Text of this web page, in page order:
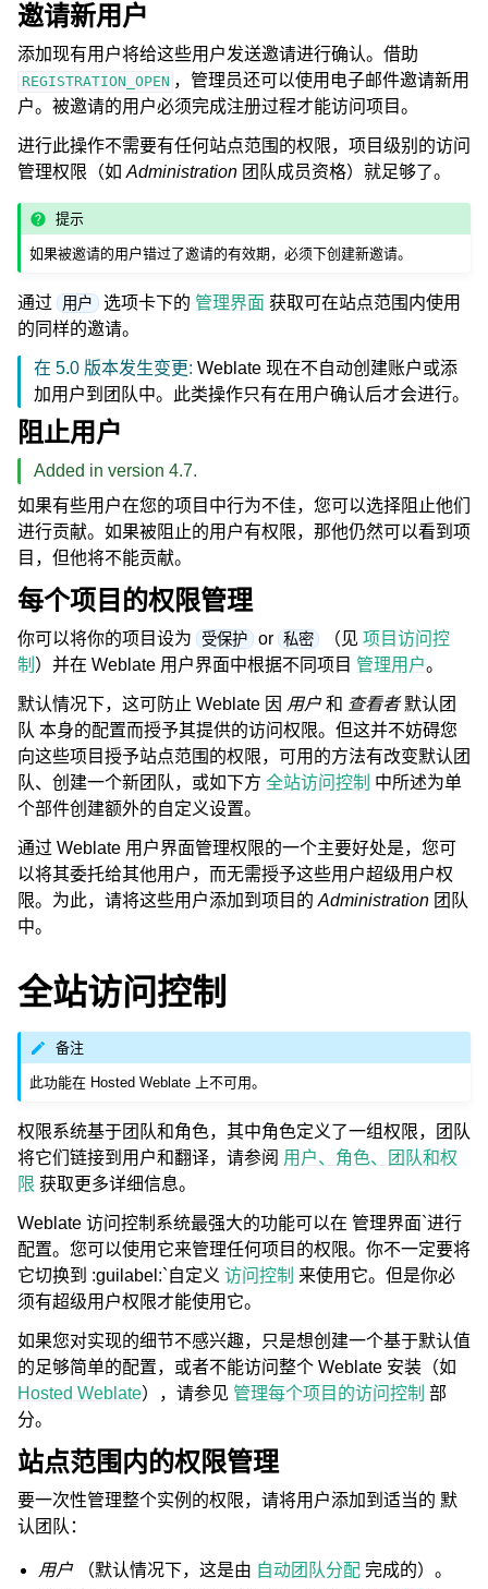
邀请新用户
添加现有用户将给这些用户发送邀请进行确认。借助
REGISTRATION_OPEN ，管理员还可以使用电子邮件邀请新用
户。被邀请的用户必须完成注册过程才能访问项目。
进行此操作不需要有任何站点范围的权限，项目级别的访问
管理权限（如 Administration 团队成员资格）就足够了。
提示
如果被邀请的用户错过了邀请的有效期，必须下创建新邀请。
通过 用户 选项卡下的 管理界面 获取可在站点范围内使用
的同样的邀请。
在 5.0 版本发生变更: Weblate 现在不自动创建账户或添
加用户到团队中。此类操作只有在用户确认后才会进行。
阻止用户
Added in version 4.7.
如果有些用户在您的项目中行为不佳，您可以选择阻止他们
进行贡献。如果被阻止的用户有权限，那他仍然可以看到项
目，但他将不能贡献。
每个项目的权限管理
你可以将你的项目设为 受保护 or 私密 （见项目访问控
制 ）并在 Weblate 用户界面中根据不同项目 管理用户。
默认情况下，这可防止 Weblate 因 用户和 查看者 默认团
队 本身的配置而授予其提供的访问权限。但这并不妨碍您
向这些项目授予站点范围的权限，可用的方法有改变默认团
队、创建一个新团队，或如下方 全站访问控制 中所述为单
个部件创建额外的自定义设置。
通过 Weblate 用户界面管理权限的一个主要好处是，您可
以将其委托给其他用户，而无需授予这些用户超级用户权
限。为此，请将这些用户添加到项目的 Administration 团队
中。
全站访问控制
备注
此功能在 Hosted Weblate 上不可用。
权限系统基于团队和角色，其中角色定义了一组权限，团队
将它们链接到用户和翻译，请参阅 用户、角色、团队和权
限 获取更多详细信息。
Weblate 访问控制系统最强大的功能可以在 管理界面`进行
配置。您可以使用它来管理任何项目的权限。你不一定要将
它切换到 :guilabel:`自定义 访问控制 来使用它。但是你必
须有超级用户权限才能使用它。
如果您对实现的细节不感兴趣，只是想创建一个基于默认值
的足够简单的配置，或者不能访问整个 Weblate 安装（如
Hosted Weblate），请参见 管理每个项目的访问控制 部
分。
站点范围内的权限管理
要一次性管理整个实例的权限，请将用户添加到适当的 默
认团队 ：
用户（默认情况下，这是由 自动团队分配 完成的）。